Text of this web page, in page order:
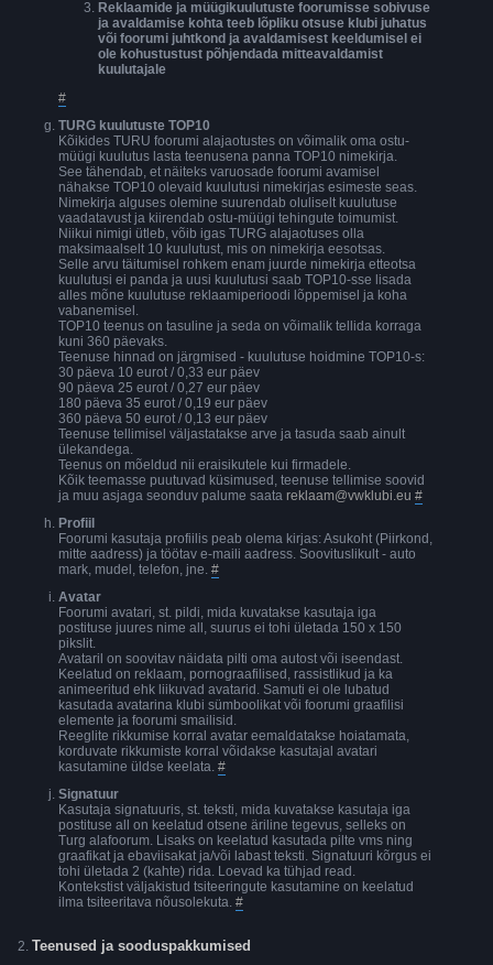
Reklaamide ja müügikuulutuste foorumisse sobivuse
ja avaldamise kohta teeb lõpliku otsuse klubi juhatus
või foorumi juhtkond ja avaldamisest keeldumisel ei
ole kohustustust põhjendada mitteavaldamist
kuulutajale
#
TURG kuulutuste TOP10
Kõikides TURU foorumi alajaotustes on võimalik oma ostu-
müügi kuulutus lasta teenusena panna TOP10 nimekirja.
See tähendab, et näiteks varuosade foorumi avamisel
nähakse TOP10 olevaid kuulutusi nimekirjas esimeste seas.
Nimekirja alguses olemine suurendab oluliselt kuulutuse
vaadatavust ja kiirendab ostu-müügi tehingute toimumist.
Niikui nimigi ütleb, võib igas TURG alajaotuses olla
maksimaalselt 10 kuulutust, mis on nimekirja eesotsas.
Selle arvu täitumisel rohkem enam juurde nimekirja etteotsa
kuulutusi ei panda ja uusi kuulutusi saab TOP10-sse lisada
alles mõne kuulutuse reklaamiperioodi lõppemisel ja koha
vabanemisel.
TOP10 teenus on tasuline ja seda on võimalik tellida korraga
kuni 360 päevaks.
Teenuse hinnad on järgmised - kuulutuse hoidmine TOP10-s:
30 päeva 10 eurot / 0,33 eur päev
90 päeva 25 eurot / 0,27 eur päev
180 päeva 35 eurot / 0,19 eur päev
360 päeva 50 eurot / 0,13 eur päev
Teenuse tellimisel väljastatakse arve ja tasuda saab ainult
ülekandega.
Teenus on mõeldud nii eraisikutele kui firmadele.
Kõik teemasse puutuvad küsimused, teenuse tellimise soovid
ja muu asjaga seonduv palume saata reklaam@vwklubi.eu #
Profiil
Foorumi kasutaja profiilis peab olema kirjas: Asukoht (Piirkond,
mitte aadress) ja töötav e-maili aadress. Soovituslikult - auto
mark, mudel, telefon, jne. #
Avatar
Foorumi avatari, st. pildi, mida kuvatakse kasutaja iga
postituse juures nime all, suurus ei tohi ületada 150 x 150
pikslit.
Avataril on soovitav näidata pilti oma autost või iseendast.
Keelatud on reklaam, pornograafilised, rassistlikud ja ka
animeeritud ehk liikuvad avatarid. Samuti ei ole lubatud
kasutada avatarina klubi sümboolikat või foorumi graafilisi
elemente ja foorumi smailisid.
Reeglite rikkumise korral avatar eemaldatakse hoiatamata,
korduvate rikkumiste korral võidakse kasutajal avatari
kasutamine üldse keelata. #
Signatuur
Kasutaja signatuuris, st. teksti, mida kuvatakse kasutaja iga
postituse all on keelatud otsene äriline tegevus, selleks on
Turg alafoorum. Lisaks on keelatud kasutada pilte vms ning
graafikat ja ebaviisakat ja/või labast teksti. Signatuuri kõrgus ei
tohi ületada 2 (kahte) rida. Loevad ka tühjad read.
Kontekstist väljakistud tsiteeringute kasutamine on keelatud
ilma tsiteeritava nõusolekuta. #
Teenused ja sooduspakkumised